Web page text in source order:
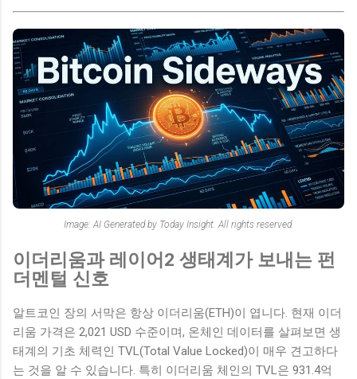
Image: AI Generated by Today Insight. All rights reserved.
이더리움과 레이어2 생태계가 보내는 펀
더멘털 신호
알트코인 장의 서막은 항상 이더리움(ETH)이 엽니다. 현재 이더
리움 가격은 2,021 USD 수준이며, 온체인 데이터를 살펴보면 생
태계의 기초 체력인 TVL(Total Value Locked)이 매우 견고하다
는 것을 알 수 있습니다. 특히 이더리움 체인의 TVL은 931.4억